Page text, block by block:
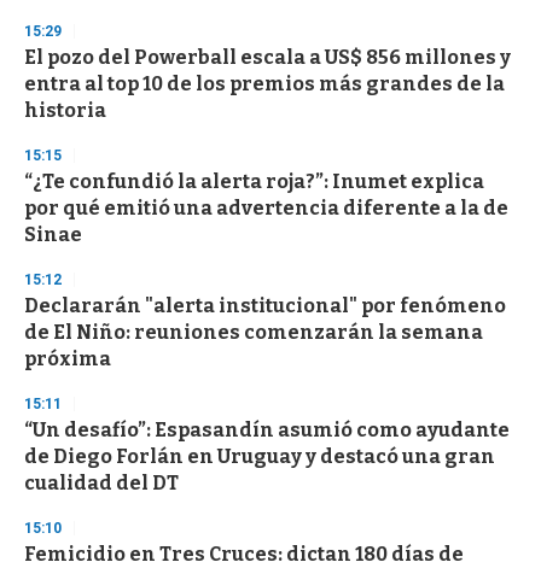
15:29
El pozo del Powerball escala a US$ 856 millones y
entra al top 10 de los premios más grandes de la
historia
15:15
“¿Te confundió la alerta roja?”: Inumet explica
por qué emitió una advertencia diferente a la de
Sinae
15:12
Declararán "alerta institucional" por fenómeno
de El Niño: reuniones comenzarán la semana
próxima
15:11
“Un desafío”: Espasandín asumió como ayudante
de Diego Forlán en Uruguay y destacó una gran
cualidad del DT
15:10
Femicidio en Tres Cruces: dictan 180 días de